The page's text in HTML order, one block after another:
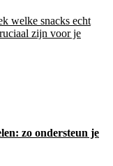
welke snacks echt
zijn voor je
zo ondersteun je